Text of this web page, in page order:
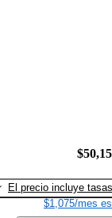
El precio incluye tasas
$1,075/mes